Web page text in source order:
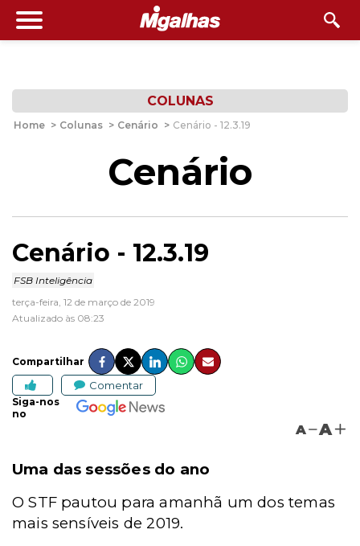
COLUNAS
Home > Colunas > Cenário > Cenário - 12.3.19
Cenário
Cenário - 12.3.19
FSB Inteligência
terça-feira, 12 de março de 2019
Atualizado às 08:23
Compartilhar
Comentar
Siga-nos
no
A A
Uma das sessões do ano
O STF pautou para amanhã um dos temas
mais sensíveis de 2019.